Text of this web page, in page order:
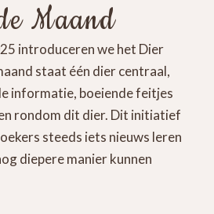
Maand
introduceren we het Dier
staat één dier centraal,
informatie, boeiende feitjes
rondom dit dier. Dit initiatief
steeds iets nieuws leren
diepere manier kunnen